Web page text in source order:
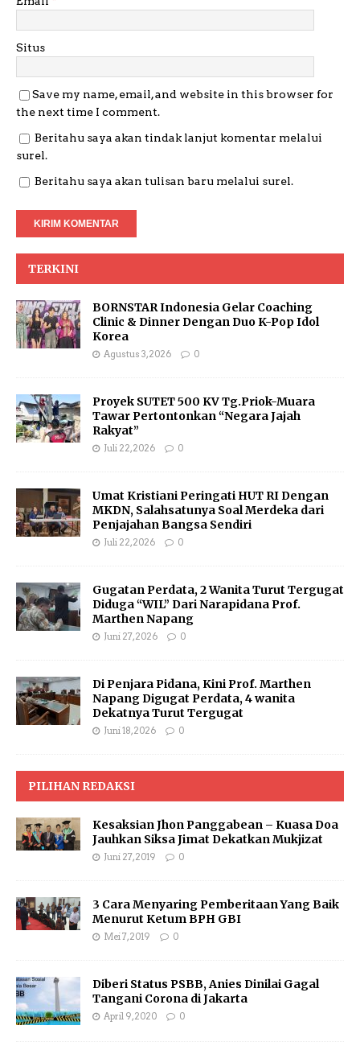
Situs
Save my name, email, and website in this browser for
the next time I comment.
Beritahu saya akan tindak lanjut komentar melalui
surel.
Beritahu saya akan tulisan baru melalui surel.
TERKINI
BORNSTAR Indonesia Gelar Coaching
Clinic & Dinner Dengan Duo K-Pop Idol
Korea
Agustus 3, 2026 0
Proyek SUTET 500 KV Tg.Priok-Muara
Tawar Pertontonkan “Negara Jajah
Rakyat”
Juli 22, 2026 0
Umat Kristiani Peringati HUT RI Dengan
MKDN, Salahsatunya Soal Merdeka dari
Penjajahan Bangsa Sendiri
Juli 22, 2026 0
Gugatan Perdata, 2 Wanita Turut Tergugat
Diduga “WIL” Dari Narapidana Prof.
Marthen Napang
Juni 27, 2026 0
Di Penjara Pidana, Kini Prof. Marthen
Napang Digugat Perdata, 4 wanita
Dekatnya Turut Tergugat
Juni 18, 2026 0
PILIHAN REDAKSI
Kesaksian Jhon Panggabean – Kuasa Doa
Jauhkan Siksa Jimat Dekatkan Mukjizat
Juni 27, 2019 0
3 Cara Menyaring Pemberitaan Yang Baik
Menurut Ketum BPH GBI
Mei 7, 2019 0
Diberi Status PSBB, Anies Dinilai Gagal
Tangani Corona di Jakarta
April 9, 2020 0